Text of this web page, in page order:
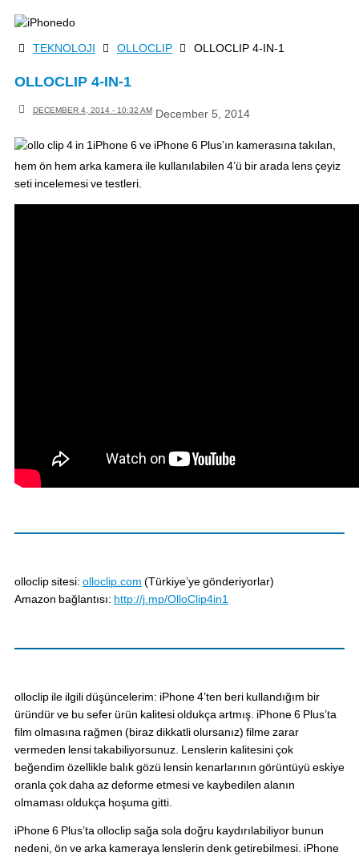
Skip
content
HOMETEKNOLOJI OLLOCLIP OLLOCLIP 4-IN-1
OLLOCLIP 4-IN-1
DECEMBER 4, 2014 - 10:32 AM December 5, 2014
iPhone 6 ve iPhone 6 Plus’ın kamerasına takılan,
hem ön hem arka kamera ile kullanılabilen 4’ü bir arada lens çeyiz
seti incelemesi ve testleri.
olloclip sitesi: olloclip.com (Türkiye’ye gönderiyorlar)
Amazon bağlantısı: http://j.mp/OlloClip4in1
olloclip ile ilgili düşüncelerim: iPhone 4’ten beri kullandığım bir
üründür ve bu sefer ürün kalitesi oldukça artmış. iPhone 6 Plus’ta
film olmasına rağmen (biraz dikkatli olursanız) filme zarar
vermeden lensi takabiliyorsunuz. Lenslerin kalitesini çok
beğendim özellikle balık gözü lensin kenarlarının görüntüyü eskiye
oranla çok daha az deforme etmesi ve kaybedilen alanın
olmaması oldukça hoşuma gitti.
iPhone 6 Plus’ta olloclip sağa sola doğru kaydırılabiliyor bunun
nedeni, ön ve arka kameraya lenslerin denk getirebilmesi. iPhone